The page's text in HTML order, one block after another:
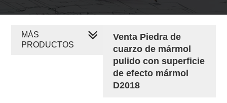
Venta Piedra de
cuarzo de mármol
pulido con superficie
de efecto mármol
D2018
MÁS
PRODUCTOS